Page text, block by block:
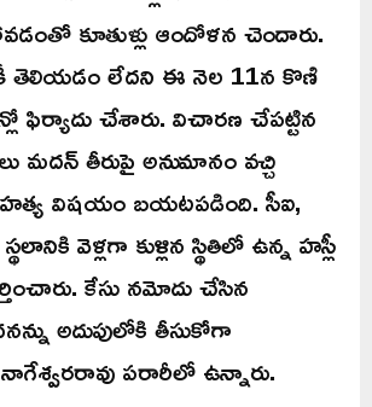
కూతుళ్లు ఆందోళన చెందారు.
తెలియడం లేదని ఈ నెల 11న కొణి
ఫిర్యాదు చేశారు. విచారణ చేపట్టిన
మదన్ తీరుపై అనుమానం వచ్చి
హత్య విషయం బయటపడింది. సీఐ,
వెళ్లగా కుళ్లిన స్థితిలో ఉన్న హస్లీ
కేసు నమోదు చేసిన
అదుపులోకి తీసుకోగా
పరారీలో ఉన్నారు.